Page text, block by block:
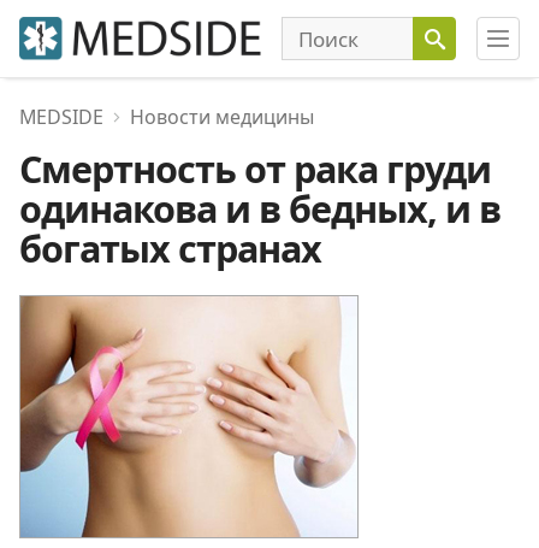
MEDSIDE Новости медицины
Смертность от рака груди
одинакова и в бедных, и в
богатых странах